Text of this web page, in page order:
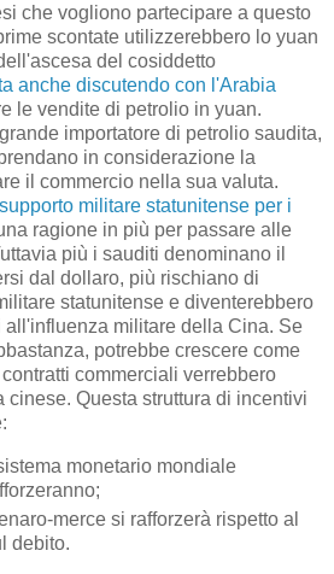
che vogliono partecipare a questo
scontate utilizzerebbero lo yuan
del cosiddetto
anche discutendo con l'Arabia
le vendite di petrolio in yuan.
importatore di petrolio saudita,
in considerazione la
il commercio nella sua valuta.
militare statunitense per i
ragione in più per passare alle
più i sauditi denominano il
dal dollaro, più rischiano di
statunitense e diventerebbero
all'influenza militare della Cina. Se
potrebbe crescere come
commerciali verrebbero
Questa struttura di incentivi
monetario mondiale
merce si rafforzerà rispetto al
debito.